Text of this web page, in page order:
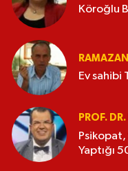
Köroğlu
Ev sahibi
PROF.
Yaptığı